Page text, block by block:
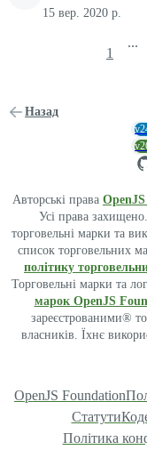
15 вер. 2020 р.
Назад
1
...
Авторські права
Усі права захищено.
торговельні марки та
список торговельних
політику
Торговельні марки та
марок OpenJS
зареєстрованими®
власників. Їхнє
OpenJS Foundation
Статути
Політика